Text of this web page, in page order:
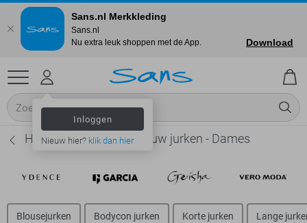
Inloggen
Nieuw hier? klik dan hier
Harper & Yve Lange mouw jurken - Dames
Blousejurken Bodycon jurken Korte jurken Lange
Sans.nl Merkkleding
Sans.nl
Nu extra leuk shoppen met de App.
Download